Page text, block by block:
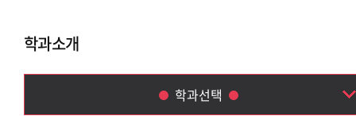
학과소개
학과선택